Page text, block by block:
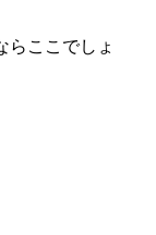
らここでしょ